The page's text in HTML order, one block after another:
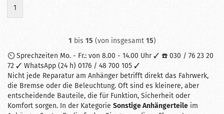
1
1 bis 15 (von insgesamt 15)
⏲ Sprechzeiten Mo. - Fr.: von 8.00 - 14.00 Uhr ✓ ☎ 030 / 76 23 20
72 ✓ WhatsApp (24 h) 0176 / 48 700 105 ✓
Nicht jede Reparatur am Anhänger betrifft direkt das Fahrwerk,
die Bremse oder die Beleuchtung. Oft sind es kleinere, aber
entscheidende Bauteile, die für Funktion, Sicherheit oder
Komfort sorgen. In der Kategorie Sonstige Anhängerteile im